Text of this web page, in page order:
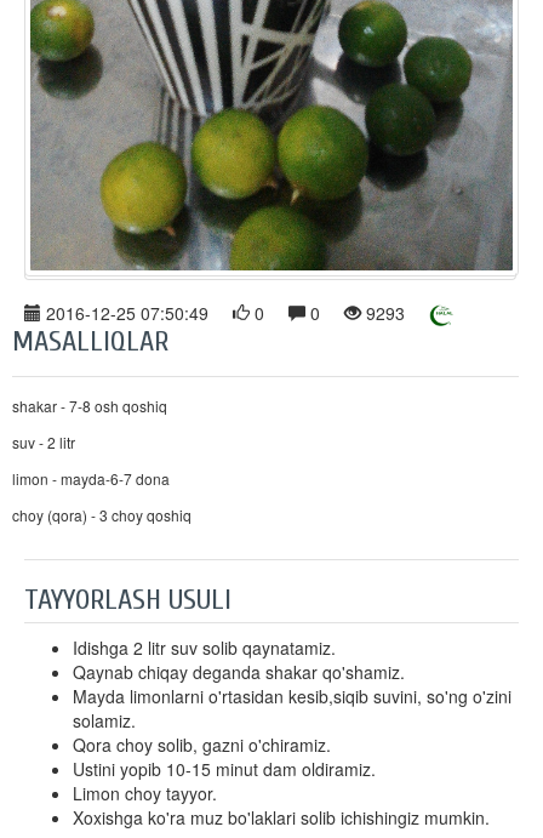
2016-12-25 07:50:49 0 0 9293
MASALLIQLAR
shakar - 7-8 osh qoshiq
suv - 2 litr
limon - mayda-6-7 dona
choy (qora) - 3 choy qoshiq
TAYYORLASH USULI
Idishga 2 litr suv solib qaynatamiz.
Qaynab chiqay deganda shakar qo'shamiz.
Mayda limonlarni o'rtasidan kesib,siqib suvini, so'ng o'zini
solamiz.
Qora choy solib, gazni o'chiramiz.
Ustini yopib 10-15 minut dam oldiramiz.
Limon choy tayyor.
Xoxishga ko'ra muz bo'laklari solib ichishingiz mumkin.